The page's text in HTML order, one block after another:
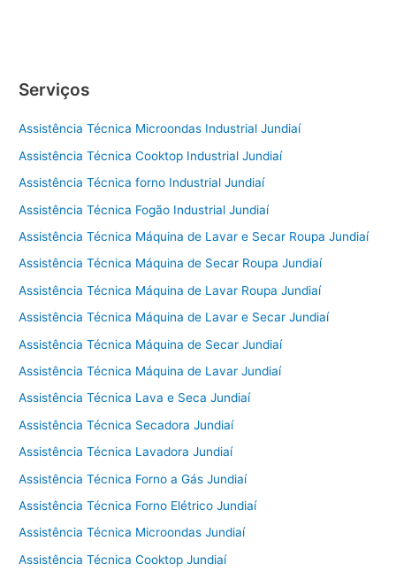
Serviços
Assistência Técnica Microondas Industrial Jundiaí
Assistência Técnica Cooktop Industrial Jundiaí
Assistência Técnica forno Industrial Jundiaí
Assistência Técnica Fogão Industrial Jundiaí
Assistência Técnica Máquina de Lavar e Secar Roupa Jundiaí
Assistência Técnica Máquina de Secar Roupa Jundiaí
Assistência Técnica Máquina de Lavar Roupa Jundiaí
Assistência Técnica Máquina de Lavar e Secar Jundiaí
Assistência Técnica Máquina de Secar Jundiaí
Assistência Técnica Máquina de Lavar Jundiaí
Assistência Técnica Lava e Seca Jundiaí
Assistência Técnica Secadora Jundiaí
Assistência Técnica Lavadora Jundiaí
Assistência Técnica Forno a Gás Jundiaí
Assistência Técnica Forno Elétrico Jundiaí
Assistência Técnica Microondas Jundiaí
Assistência Técnica Cooktop Jundiaí